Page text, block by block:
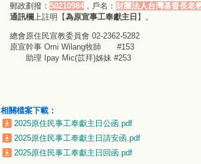
郵政劃撥： 50210984 ，戶名： 財團法人台灣基督長老
通訊欄上註明【為原宣事工奉獻主日 】。
總會原住民宣教委員會 02-2362-5282
原宣幹事 Omi Wilang牧師
#153
助理 Ipay Mic(苡拜)姊妹 #253
相關檔案下載：
2025原住民事工奉獻主日公函.pdf
2025原住民事工奉獻主日請安函.pdf
2025原住民事工奉獻主日回函.pdf